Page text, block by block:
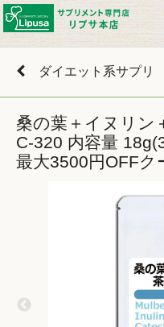
ダイエット系サプリ
桑の葉＋イヌリン
C-320 内容量
最大3500円OFFク